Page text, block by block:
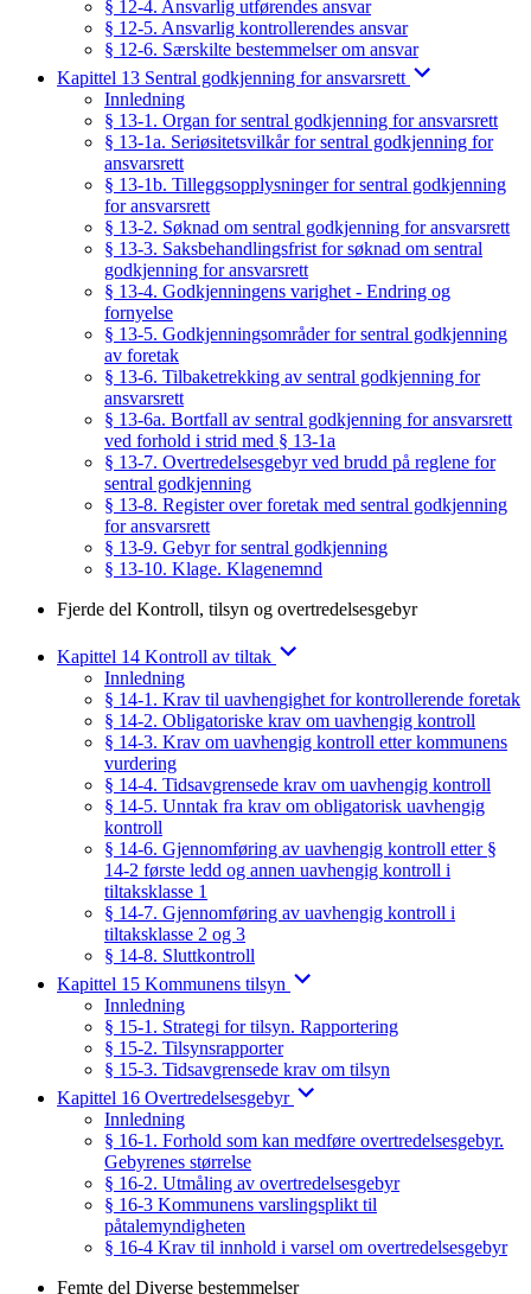
§ 12-4. Ansvarlig utførendes ansvar
§ 12-5. Ansvarlig kontrollerendes ansvar
§ 12-6. Særskilte bestemmelser om ansvar
Kapittel 13 Sentral godkjenning for ansvarsrett
Innledning
§ 13-1. Organ for sentral godkjenning for ansvarsrett
§ 13-1a. Seriøsitetsvilkår for sentral godkjenning for
ansvarsrett
§ 13-1b. Tilleggsopplysninger for sentral godkjenning
for ansvarsrett
§ 13-2. Søknad om sentral godkjenning for ansvarsrett
§ 13-3. Saksbehandlingsfrist for søknad om sentral
godkjenning for ansvarsrett
§ 13-4. Godkjenningens varighet - Endring og
fornyelse
§ 13-5. Godkjenningsområder for sentral godkjenning
av foretak
§ 13-6. Tilbaketrekking av sentral godkjenning for
ansvarsrett
§ 13-6a. Bortfall av sentral godkjenning for ansvarsrett
ved forhold i strid med § 13-1a
§ 13-7. Overtredelsesgebyr ved brudd på reglene for
sentral godkjenning
§ 13-8. Register over foretak med sentral godkjenning
for ansvarsrett
§ 13-9. Gebyr for sentral godkjenning
§ 13-10. Klage. Klagenemnd
Fjerde del Kontroll, tilsyn og overtredelsesgebyr
Kapittel 14 Kontroll av tiltak
Innledning
§ 14-1. Krav til uavhengighet for kontrollerende foretak
§ 14-2. Obligatoriske krav om uavhengig kontroll
§ 14-3. Krav om uavhengig kontroll etter kommunens
vurdering
§ 14-4. Tidsavgrensede krav om uavhengig kontroll
§ 14-5. Unntak fra krav om obligatorisk uavhengig
kontroll
§ 14-6. Gjennomføring av uavhengig kontroll etter §
14-2 første ledd og annen uavhengig kontroll i
tiltaksklasse 1
§ 14-7. Gjennomføring av uavhengig kontroll i
tiltaksklasse 2 og 3
§ 14-8. Sluttkontroll
Kapittel 15 Kommunens tilsyn
Innledning
§ 15-1. Strategi for tilsyn. Rapportering
§ 15-2. Tilsynsrapporter
§ 15-3. Tidsavgrensede krav om tilsyn
Kapittel 16 Overtredelsesgebyr
Innledning
§ 16-1. Forhold som kan medføre overtredelsesgebyr.
Gebyrenes størrelse
§ 16-2. Utmåling av overtredelsesgebyr
§ 16-3 Kommunens varslingsplikt til
påtalemyndigheten
§ 16-4 Krav til innhold i varsel om overtredelsesgebyr
Femte del Diverse bestemmelser